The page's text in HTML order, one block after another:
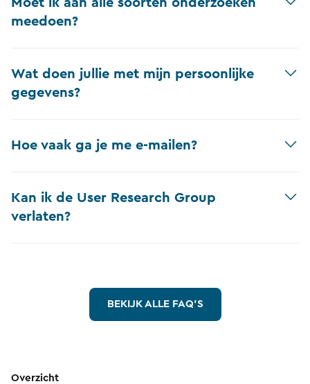
Moet ik aan alle soorten onderzoeken
meedoen?
Wat doen jullie met mijn persoonlijke
gegevens?
Hoe vaak ga je me e-mailen?
Kan ik de User Research Group
verlaten?
BEKIJK ALLE FAQ'S
Overzicht